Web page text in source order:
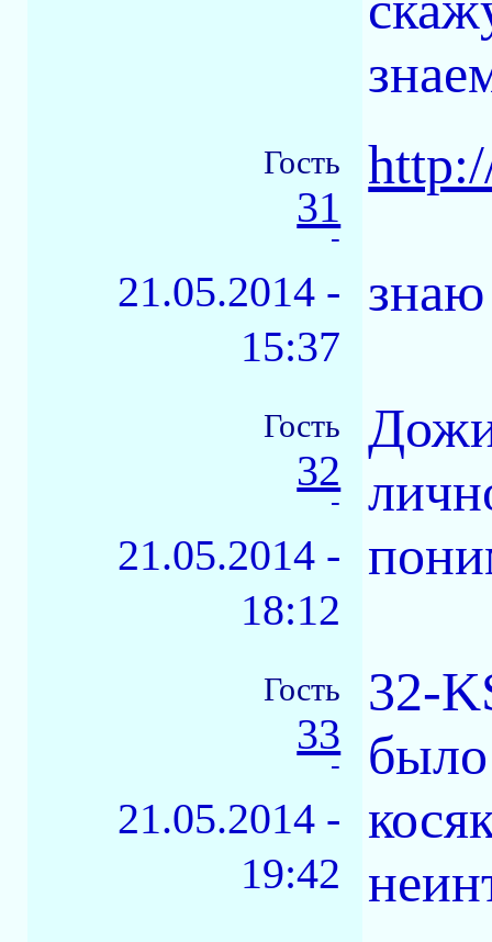
Гость
31
-
21.05.2014 -
15:37
Гость
32
-
21.05.2014 -
18:12
Гость
33
-
21.05.2014 -
19:42
32-